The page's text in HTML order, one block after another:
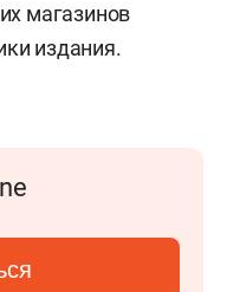
магазинов
издания.